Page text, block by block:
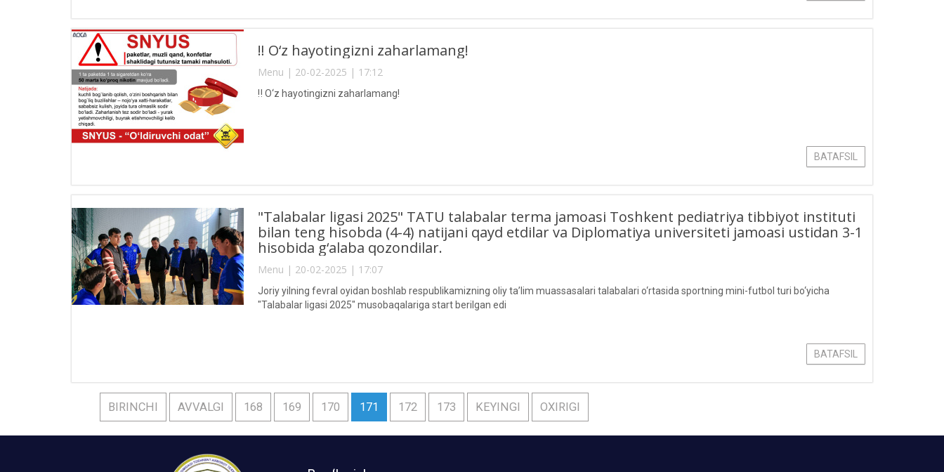
‼️ O‘z hayotingizni zaharlamang!
Menu | 20-02-2025 | 17:12
‼️ O‘z hayotingizni zaharlamang!
BATAFSIL
"Talabalar ligasi 2025" TATU talabalar terma jamoasi Toshkent pediatriya tibbiyot instituti
bilan teng hisobda (4-4) natijani qayd etdilar va Diplomatiya universiteti jamoasi ustidan 3-1
hisobida g‘alaba qozondilar.
Menu | 20-02-2025 | 17:07
Joriy yilning fevral oyidan boshlab respublikamizning oliy ta’lim muassasalari talabalari o‘rtasida sportning mini-futbol turi bo‘yicha
"Talabalar ligasi 2025" musobaqalariga start berilgan edi
BATAFSIL
BIRINCHI AVVALGI 168 169 170 171 172 173 KEYINGI OXIRIGI